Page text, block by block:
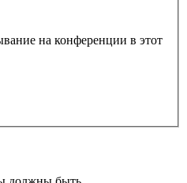
на конференции в этот